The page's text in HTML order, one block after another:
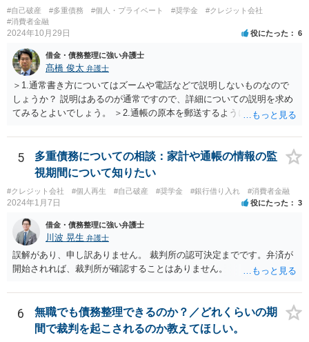
#自己破産 #多重債務 #個人・プライベート #奨学金
#クレジット会社
#消費者金融
2024年10月29日 役にたった 6
借金・債務整理に強い弁護士
髙橋 俊太 弁護士
＞1.通常書き方についてはズームや電話などで説明しないものなので
しょうか？ 説明はあるのが通常ですので、詳細についての説明を求め
てみるとよいでしょう。 ＞2.通帳の原本を郵送するように言われてい
うで手間はかかりますが）その部分のPDFあるいはコピーを提出すれ
ばよいでしょう。 ＞3.土地あり。親父名義のまま。遺産分割未完了 と
りあえずは、法務局で全部事項証明書を取得して、PDFあるいはコピ
ーを提出すればよいでしょう。
5
多重債務についての相談：家計や通帳の情報の監
視期間について知りたい
#クレジット会社 #個人再生 #自己破産 #奨学金 #銀行借り入れ #消費者金融
2024年1月7日 役にたった 3
借金・債務整理に強い弁護士
川波 晃生 弁護士
誤解があり、申し訳ありません。 裁判所の認可決定までです。弁済が
開始されれば、裁判所が確認することはありません。
6
無職でも債務整理できるのか？／どれくらいの期
間で裁判を起こされるのか教えてほしい。